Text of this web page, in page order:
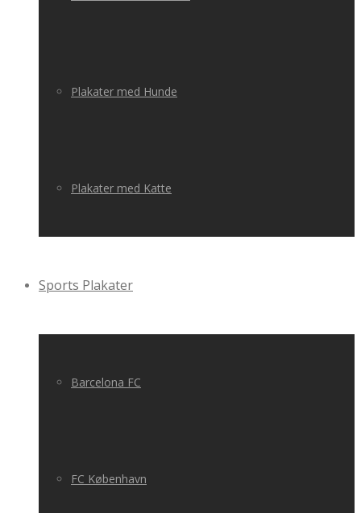
Plakater med Hunde
Plakater med Katte
Sports Plakater
Barcelona FC
FC København